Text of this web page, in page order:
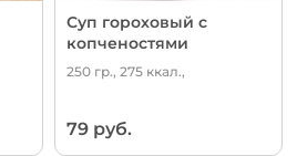
Суп гороховый с
копченостями
250 гр., 275 ккал.,
79 руб.